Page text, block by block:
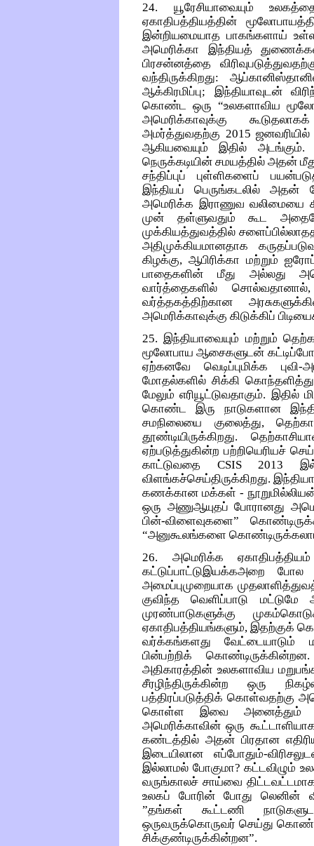
24. யூரேசியாவையும்
ஏகாதிபத்தியத்தின்
இன்றியமையாத பாகங்களாய்
அமெரிக்கா இந்தியத்
பிரசன்னத்தை
வந்திருக்கிறது:
ஆக்கிரமிப்பு; இந்தியாவுடன்
கொண்ட ஒரு “உலகளாவிய
அமெரிக்காவுக்கு
அமர்த்துவதற்கு 2015
ஆகியவையும் இதில்
நெருக்கடியின் சமயத்தில் அதன்
சந்திப்புப் புள்ளிகளைப்
இந்தியப் பெருங்கடலில் அதன்
அமெரிக்க இராணுவ வலிமையை
முன் தள்ளுவதும் கூட
முக்கியத்துவத்தில்
அதிமுக்கியமானதாக
கிழக்கு, ஆபிரிக்கா மற்றும்
பாதைகளின் மீது அல்லது
வார்த்தைகளில் சொல்வதானால்,
வர்த்தகத்திற்கான
அமெரிக்காவுக்கு கிடுக்கிப்
25. இந்தியாவையும் மற்றும்
மூலோபாய ஆசைகளுடன்
ஏற்கனவே வெடிப்புமிக்க
மோதல்களில் சிக்கி
மேலும் எரியூட்டுவதாகும்.
கொண்ட இரு நாடுகளான
சமநிலையை குலைத்து,
தூண்டியிருக்கிறது.
ஏற்படுத்துகின்ற பற்றியெரியச்
காட்டுவதை CSIS 2013
விளங்கச்செய்திருக்கிறது.
கணக்கான மக்கள் -
ஒரு அணுஆயுதப் போரானது
பின்-விளைவுகளை”
“அனுகூலங்களை
26. அமெரிக்க
கட்டுப்பாட்டுஇயக்கஅறை
அமைப்புமுறையாக
குவிந்த வெளிப்பாடு
முரண்பாடுகளுக்கு
ஏகாதிபத்தியங்களும், இதற்குக்
வர்க்கங்களது வேட்டையாடும்
பின்பற்றிக்
அதிகாரத்தின் உலகளாவிய
சீரழிந்திருக்கின்ற ஒரு
பத்திரப்படுத்திக் கொள்வதற்கு
கொள்ள இவை அனைத்தும்
அமெரிக்காவின் ஒரு
கண்டத்தில் அதன் பிரதான
இடையிலான எப்போதும்-
இல்லாமல் போகுமா? கட்டவிழும்
வருங்காலச் சாய்வை
உலகப் போரின் போது லெனின்
”தங்கள் கூட்டணி
ஒருவருக்கொருவர் செய்து
சிக்குண்டிருக்கின்றன”.